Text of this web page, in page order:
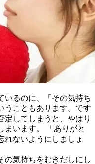
いるのに、「その気持ち
うこともあります。です
定してしまうと、やはり
まいます。 「ありがと
れないようにしましょ
の気持ちをむきだしにし